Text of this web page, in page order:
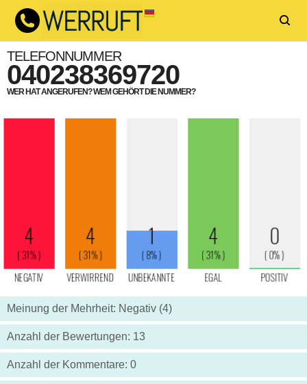
TELEFONNUMMER
040238369720
WER HAT ANGERUFEN? WEM GEHÖRT DIE NUMMER?
Meinung der Mehrheit: Negativ (4)
Anzahl der Bewertungen: 13
Anzahl der Kommentare: 0